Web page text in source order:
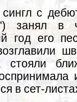
с
занял в
год его
стояли
в сет-